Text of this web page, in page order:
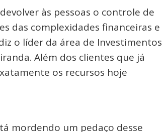
às pessoas o controle de
das complexidades financeiras e
o líder da área de Investimentos
Além dos clientes que já
os recursos hoje
mordendo um pedaço desse